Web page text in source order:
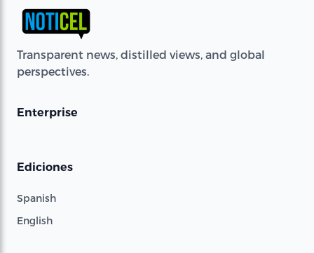
Transparent news, distilled views, and global
perspectives.
Enterprise
Ediciones
Spanish
English